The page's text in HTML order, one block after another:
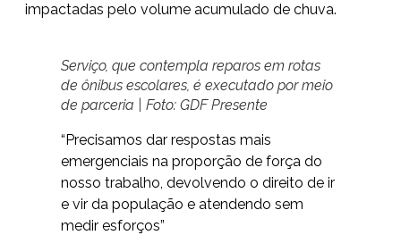
impactadas pelo volume acumulado de chuva.
Serviço, que contempla reparos em rotas
de ônibus escolares, é executado por meio
de parceria | Foto: GDF Presente
“Precisamos dar respostas mais
emergenciais na proporção de força do
nosso trabalho, devolvendo o direito de ir
e vir da população e atendendo sem
medir esforços”